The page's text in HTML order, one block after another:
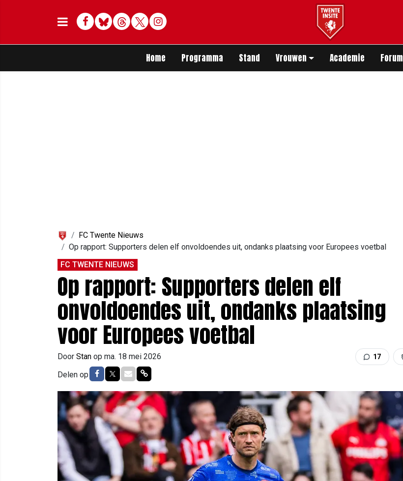
Facebook
BlueskyThreadsTwitterDelen op Whatsapp
Home Programma Stand Vrouwen Academie Forum
FC Twente Nieuws
Op rapport: Supporters delen elf onvoldoendes uit, ondanks plaatsing voor Europees voetbal
FC TWENTE NIEUWS
Op rapport: Supporters delen elf
onvoldoendes uit, ondanks plaatsing
voor Europees voetbal
Door Stan op ma. 18 mei 2026 17
Delen op Delen op Facebook
Delen op Twitter
Delen via Mail
Delen via link